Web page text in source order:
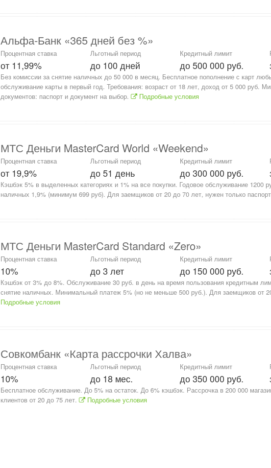
Альфа-Банк «365 дней без %»
Процентная ставка
от 11,99%
Льготный период
до 100 дней
Кредитный лимит
до 500 000 руб.
Без комиссии за снятие наличных до 50 000 в месяц. Бесплатное пополнение с карт
обслуживание карты в первый год. Требования: возраст от 18 лет, доход от 5 000 руб.
документов: паспорт и документ на выбор.
Подробные условия
МТС Деньги MasterCard World «Weekend»
Процентная ставка
от 19,9%
Льготный период
до 51 день
Кредитный лимит
до 300 000 руб.
Кэшбэк 5% в выделенных категориях и 1% на все покупки. Годовое обслуживание 1200
наличных 1,9% (минимум 699 руб). Для заемщиков от 20 до 70 лет, нужен только
МТС Деньги MasterCard Standard «Zero»
Процентная ставка
10%
Льготный период
до 3 лет
Кредитный лимит
до 150 000 руб.
Кэшбэк от 3% до 8%. Обслуживание 30 руб. в день на время пользования кредитным
снятие наличных. Минимальный платеж 5% (но не меньше 500 руб.). Для заемщиков от
Подробные условия
Совкомбанк «Карта рассрочки Халва»
Процентная ставка
10%
Льготный период
до 18 мес.
Кредитный лимит
до 350 000 руб.
Бесплатное обслуживание. До 5% на остаток. До 6% кэшбэк. Рассрочка в 200 000
клиентов от 20 до 75 лет.
Подробные условия